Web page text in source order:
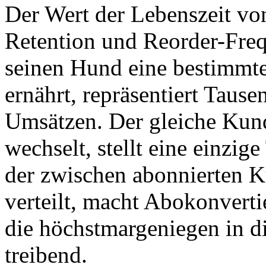
Der Wert der Lebenszeit
Retention und Reorder-
seinen Hund eine
ernährt, repräsentiert
Umsätzen. Der gleiche
wechselt, stellt eine
der zwischen abonnierten
verteilt, macht
die höchstmargeniegen in
treibend.